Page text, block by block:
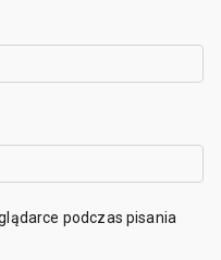
podczas pisania